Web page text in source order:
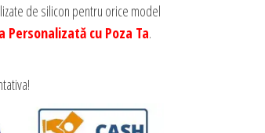
de silicon pentru orice model
Personalizată cu Poza Ta.